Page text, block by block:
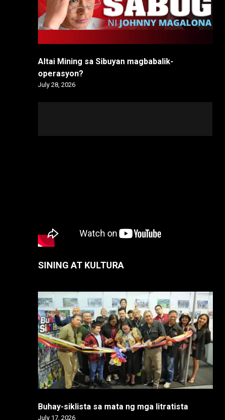
Altai Mining sa Sibuyan magbabalik-
operasyon?
July 28, 2026
SINING AT KULTURA
Buhay-siklista sa mata ng mga litratista
July 17, 2026